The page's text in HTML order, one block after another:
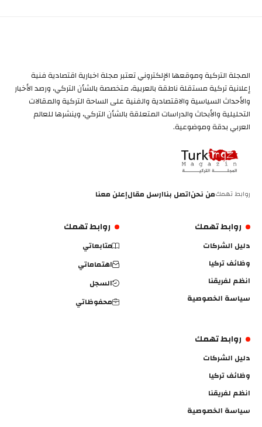
المجلة التركية وموقعها الإلكتروني تعتبر مجلة اخبارية اقتصادية فنية
إعلانية تركية مستقلة ناطقة بالعربية، متخصصة بالشأن التركي، ورصد الأخبار
والأحداث السياسية والاقتصادية والفنية على الساحة التركية والمقالات
التحليلية والأبحاث والدراسات المتعلقة بالشأن التركي، وينشرها للعالم
العربي بدقة وموضوعية.
روابط تهمكمن نحناتصل بناارسل مقالإعلن معنا
روابط تهمك
دليل الشركات
وظائف تركيا
انظم لفريقنا
سياسة الخصوصية
روابط تهمك
متابعاتي
اهتماماتي
السجل
محفوظاتي
روابط تهمك
دليل الشركات
وظائف تركيا
انظم لفريقنا
سياسة الخصوصية